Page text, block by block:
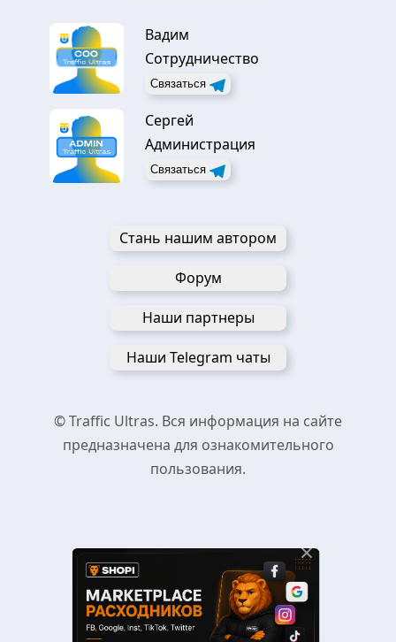
Вадим
Сотрудничество
Связаться
Сергей
Администрация
Связаться
Стань нашим автором
Форум
Наши партнеры
Наши Telegram чаты
© Traffic Ultras. Вся информация на сайте
предназначена для ознакомительного
пользования.
×